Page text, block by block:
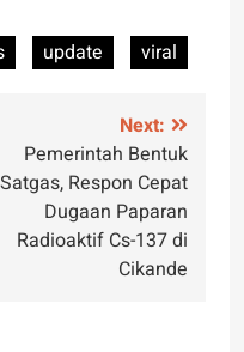
update viral
Next:
Pemerintah Bentuk
Satgas, Respon Cepat
Dugaan Paparan
Radioaktif Cs-137 di
Cikande